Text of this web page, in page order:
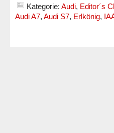
Kategorie: Audi, Editor´s
Audi A7, Audi S7, Erlkönig,